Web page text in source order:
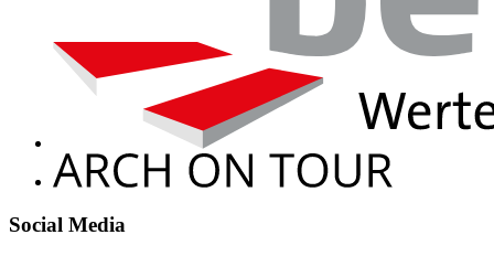
Social Media